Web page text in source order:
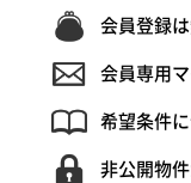
会員登録は
会員専用
希望条件
非公開物